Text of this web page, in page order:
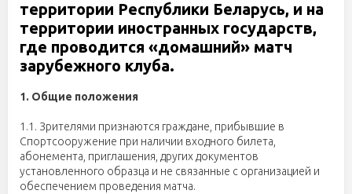
территории Республики Беларусь, и на
территории иностранных государств,
где проводится «домашний» матч
зарубежного клуба.
1. Общие положения
1.1. Зрителями признаются граждане, прибывшие в
Спортсооружение при наличии входного билета,
абонемента, приглашения, других документов
установленного образца и не связанные с организацией и
обеспечением проведения матча.